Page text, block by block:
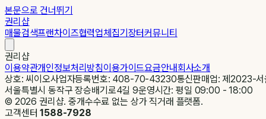
본문으로 건너뛰기
권리샵
매물검색프랜차이즈협력업체집기장터커뮤니티
권리샵
이용약관개인정보처리방침이용가이드요금안내회사소개
상호: 씨이오사업자등록번호: 408-70-43230통신판매업: 제2023-
서울특별시 동작구 장승배기로4길 9운영시간: 평일 09:00 - 18:00
© 2026 권리샵. 중개수수료 없는 상가 직거래 플랫폼.
고객센터1588-7928